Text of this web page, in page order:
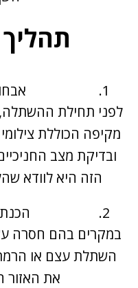
לפני תחילת
מקיפה הכוללת
ובדיקת מצב
הזה היא לוודא
במקרים בהם חסרה
השתלת עצם או
את האזור